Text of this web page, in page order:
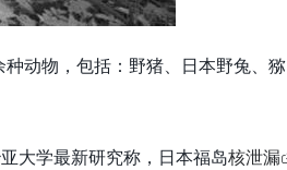
动物，包括：野猪、日本野兔、猕
大学最新研究称，日本福岛核泄漏